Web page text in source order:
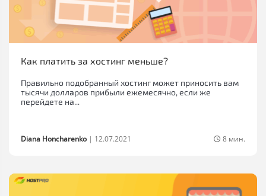
Как платить за хостинг меньше?
Правильно подобранный хостинг может приносить вам
тысячи долларов прибыли ежемесячно, если же
перейдете на...
Diana Honcharenko | 12.07.2021 8 мин.